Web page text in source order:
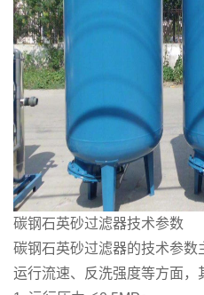
碳钢石英砂过滤器技术参数
碳钢石英砂过滤器的技术参数
运行流速、反洗强度等方面，